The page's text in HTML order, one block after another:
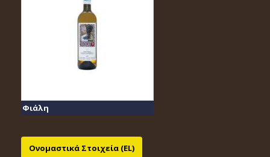
Φιάλη
Ονομαστικά Στοιχεία (EL)